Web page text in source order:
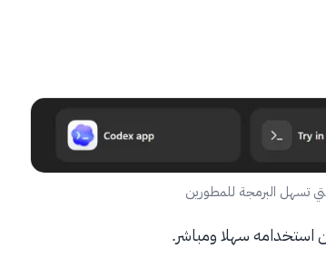
استخدامه سهلا ومباشر.